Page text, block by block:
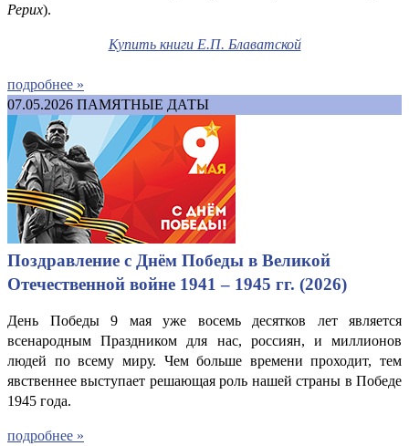
Рерих).
Купить книги Е.П. Блаватской
подробнее »
07.05.2026 ПАМЯТНЫЕ ДАТЫ
Поздравление с Днём Победы в Великой
Отечественной войне 1941 – 1945 гг. (2026)
День Победы 9 мая уже восемь десятков лет является
всенародным Праздником для нас, россиян, и миллионов
людей по всему миру. Чем больше времени проходит, тем
явственнее выступает решающая роль нашей страны в Победе
1945 года.
подробнее »